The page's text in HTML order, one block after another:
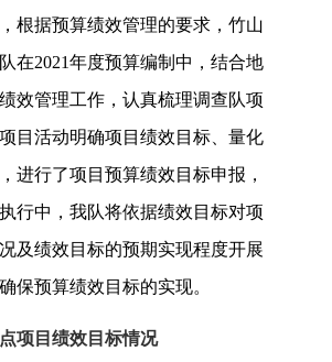
根据预算绩效管理的要求，竹山
在2021年度预算编制中，结合地
效管理工作，认真梳理调查队项
目活动明确项目绩效目标、量化
进行了项目预算绩效目标申报，
行中，我队将依据绩效目标对项
及绩效目标的预期实现程度开展
保预算绩效目标的实现。
点项目绩效目标情况